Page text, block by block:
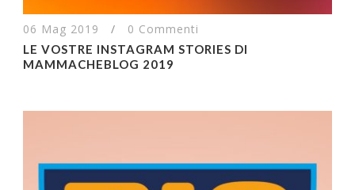
06 Mag 2019 / 0 Commenti
LE VOSTRE INSTAGRAM STORIES DI
MAMMACHEBLOG 2019